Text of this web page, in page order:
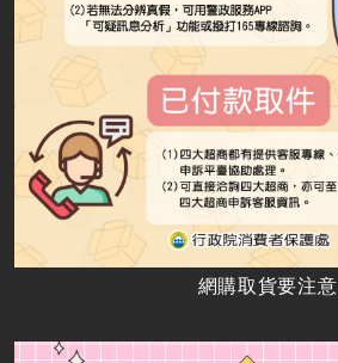
網購取貨要注意